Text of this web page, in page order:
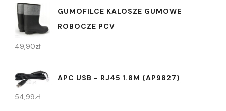
GUMOFILCE KALOSZE GUMOWE
ROBOCZE PCV
49,90zł
APC USB - RJ45 1.8M (AP9827)
54,99zł